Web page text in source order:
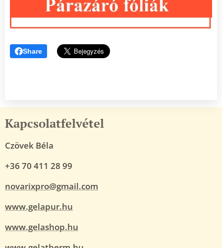
Share
Kapcsolatfelvétel
Czövek Béla
+36 70 411 28 99
novarixpro@gmail.com
www.gelapur.hu
www.gelashop.hu